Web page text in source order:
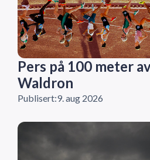
Pers på 100 meter
Waldron
Publisert:9. aug 2026